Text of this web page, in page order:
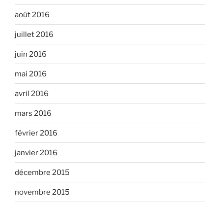
août 2016
juillet 2016
juin 2016
mai 2016
avril 2016
mars 2016
février 2016
janvier 2016
décembre 2015
novembre 2015